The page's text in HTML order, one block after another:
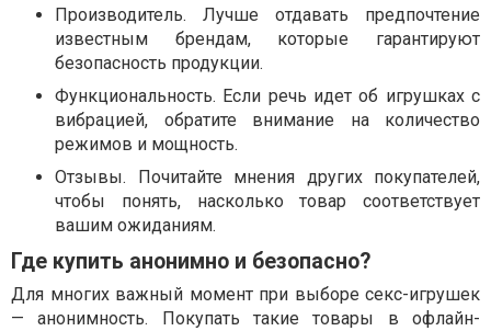
Производитель. Лучше отдавать предпочтение
известным брендам, которые гарантируют
безопасность продукции.
Функциональность. Если речь идет об игрушках с
вибрацией, обратите внимание на количество
режимов и мощность.
Отзывы. Почитайте мнения других покупателей,
чтобы понять, насколько товар соответствует
вашим ожиданиям.
Где купить анонимно и безопасно?
Для многих важный момент при выборе секс-игрушек
— анонимность. Покупать такие товары в офлайн-